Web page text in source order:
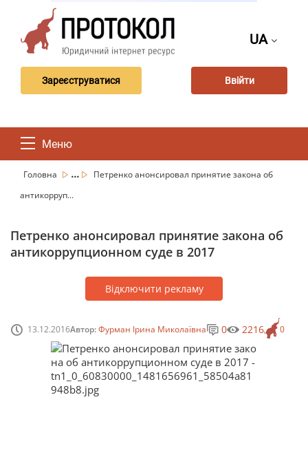
UA
Зареєструватися Ввійти
Меню
Головна ...
Петренко анонсировал принятие закона об
антикорруп...
Петренко анонсировал принятие закона об
антикоррупционном суде в 2017
Відключити рекламу
13.12.2016Автор:Фурман Ірина Миколаївна 0
0 2216